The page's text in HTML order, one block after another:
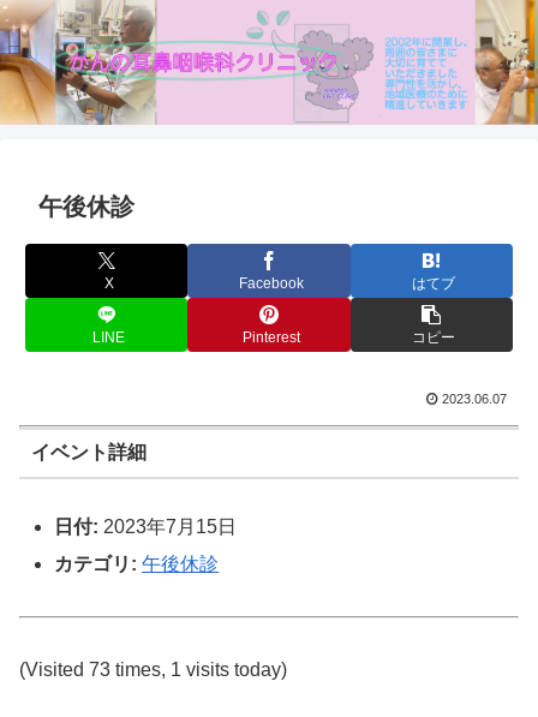
午後休診
X Facebook はてブ
LINE Pinterest コピー
2023.06.07
イベント詳細
日付: 2023年7月15日
カテゴリ: 午後休診
(Visited 73 times, 1 visits today)